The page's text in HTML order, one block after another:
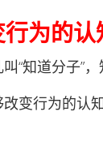
为的
知道分子”，
行为的认知